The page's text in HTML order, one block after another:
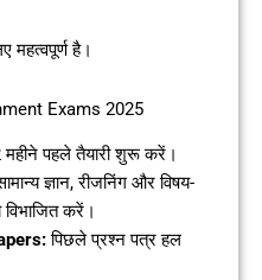
महत्वपूर्ण है।
Exams 2025
पहले तैयारी शुरू करें।
ज्ञान, रीजनिंग और विषय-
करें।
पिछले प्रश्न पत्र हल